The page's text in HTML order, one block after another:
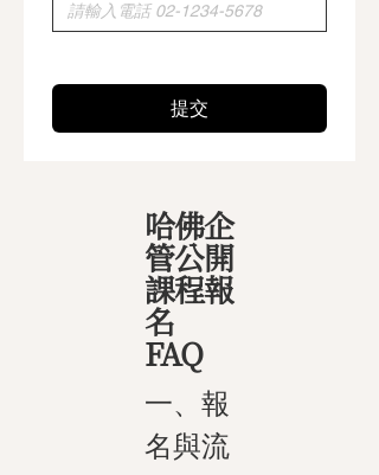
提交
哈佛企
管公開
課程報
名
FAQ
一、報
名與流